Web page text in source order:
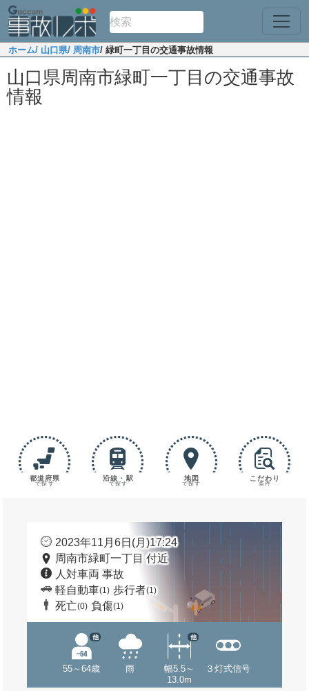
ホーム/ 山口県/ 周南市/ 緑町一丁目の交通事故情報
山口県周南市緑町一丁目の交通事故
情報
都道府県
で探す
沿線・駅
で探す
地図
で探す
こだわり
条件
2023年11月6日(月)17:24
周南市緑町一丁目 付近
人対車両 事故
軽自動車(1) 歩行者(1)
死亡(0) 負傷(1)
55～64歳
他
雨
幅5.5～
13.0m
他
３灯式信号